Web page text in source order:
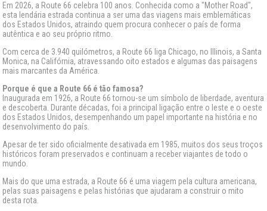
Em 2026, a Route 66 celebra 100 anos. Conhecida como a "Mother Road",
esta lendária estrada continua a ser uma das viagens mais emblemáticas
dos Estados Unidos, atraindo quem procura conhecer o país de forma
autêntica e ao seu próprio ritmo.
Com cerca de 3.940 quilómetros, a Route 66 liga Chicago, no Illinois, a Santa
Monica, na Califórnia, atravessando oito estados e algumas das paisagens
mais marcantes da América.
Porque é que a Route 66 é tão famosa?
Inaugurada em 1926, a Route 66 tornou-se um símbolo de liberdade, aventura
e descoberta. Durante décadas, foi a principal ligação entre o leste e o oeste
dos Estados Unidos, desempenhando um papel importante na história e no
desenvolvimento do país.
Apesar de ter sido oficialmente desativada em 1985, muitos dos seus troços
históricos foram preservados e continuam a receber viajantes de todo o
mundo.
Mais do que uma estrada, a Route 66 é uma viagem pela cultura americana,
pelas suas paisagens e pelas histórias que ajudaram a construir o mito
desta rota.